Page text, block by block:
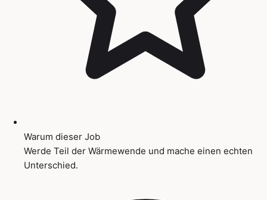
Warum dieser Job
Werde Teil der Wärmewende und mache einen echten
Unterschied.